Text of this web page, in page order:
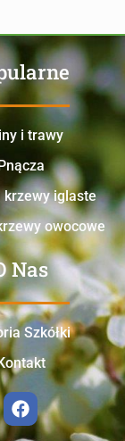
i trawy
Pnącza
krzewy iglaste
owocowe
Nas
Szkółki
Kontakt